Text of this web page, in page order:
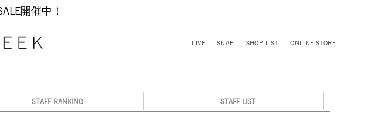
開催中！
LIVE SNAP SHOP LIST ONLINE STORE
STAFF RANKING STAFF LIST